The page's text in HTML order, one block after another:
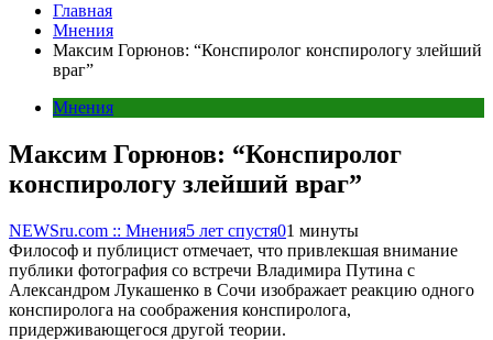
Главная
Мнения
Максим Горюнов: “Конспиролог конспирологу злейший
враг”
Мнения
Максим Горюнов: “Конспиролог
конспирологу злейший враг”
NEWSru.com :: Мнения5 лет спустя01 минуты
Философ и публицист отмечает, что привлекшая внимание
публики фотография со встречи Владимира Путина с
Александром Лукашенко в Сочи изображает реакцию одного
конспиролога на соображения конспиролога,
придерживающегося другой теории.